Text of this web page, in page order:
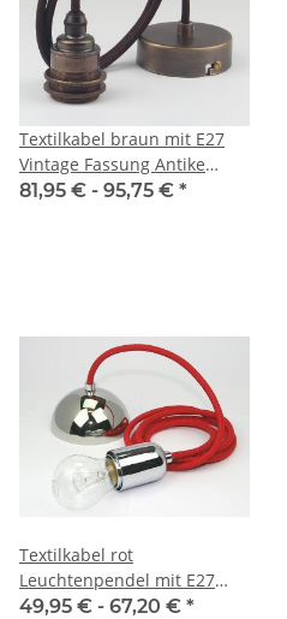
Textilkabel braun mit E27
Vintage Fassung Antike
Fume und Baldachin
81,95 € - 95,75 € *
Textilkabel rot
Leuchtenpendel mit E27
Metall-Fassung chrom
49,95 € - 67,20 € *